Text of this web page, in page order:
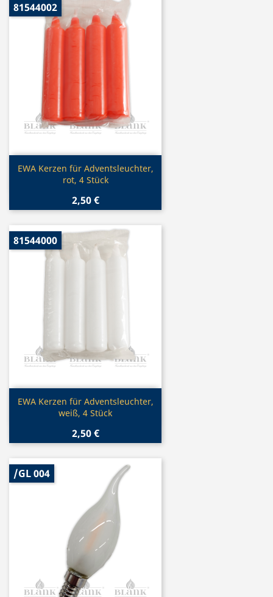
 Vorschau
EWA Kerzen für Adventsleuchter,
rot, 4 Stück
2,50 €
81544002
 Vorschau
EWA Kerzen für Adventsleuchter,
weiß, 4 Stück
2,50 €
81544000
/GL 004